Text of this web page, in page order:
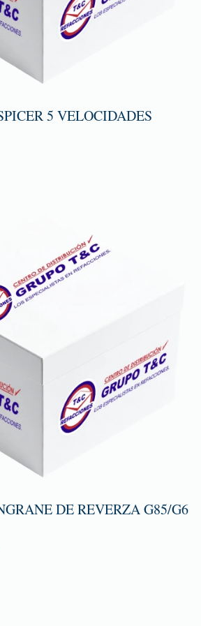
5 VELOCIDADES
DE REVERZA G85/G6